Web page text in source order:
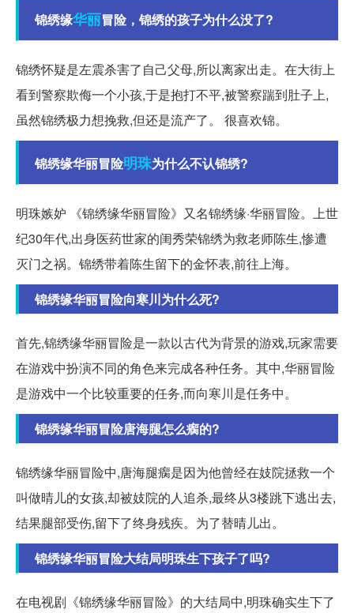
锦绣缘华丽冒险，锦绣的孩子为什么没了?
锦绣怀疑是左震杀害了自己父母,所以离家出走。在大街上
看到警察欺侮一个小孩,于是抱打不平,被警察踹到肚子上,
虽然锦绣极力想挽救,但还是流产了。 很喜欢锦。
锦绣缘华丽冒险明珠为什么不认锦绣?
明珠嫉妒 《锦绣缘华丽冒险》又名锦绣缘·华丽冒险。上世
纪30年代,出身医药世家的闺秀荣锦绣为救老师陈生,惨遭
灭门之祸。锦绣带着陈生留下的金怀表,前往上海。
锦绣缘华丽冒险向寒川为什么死?
首先,锦绣缘华丽冒险是一款以古代为背景的游戏,玩家需要
在游戏中扮演不同的角色来完成各种任务。其中,华丽冒险
是游戏中一个比较重要的任务,而向寒川是任务中。
锦绣缘华丽冒险唐海腿怎么瘸的?
锦绣缘华丽冒险中,唐海腿瘸是因为他曾经在妓院拯救一个
叫做晴儿的女孩,却被妓院的人追杀,最终从3楼跳下逃出去,
结果腿部受伤,留下了终身残疾。为了替晴儿出。
锦绣缘华丽冒险大结局明珠生下孩子了吗?
在电视剧《锦绣缘华丽冒险》的大结局中,明珠确实生下了